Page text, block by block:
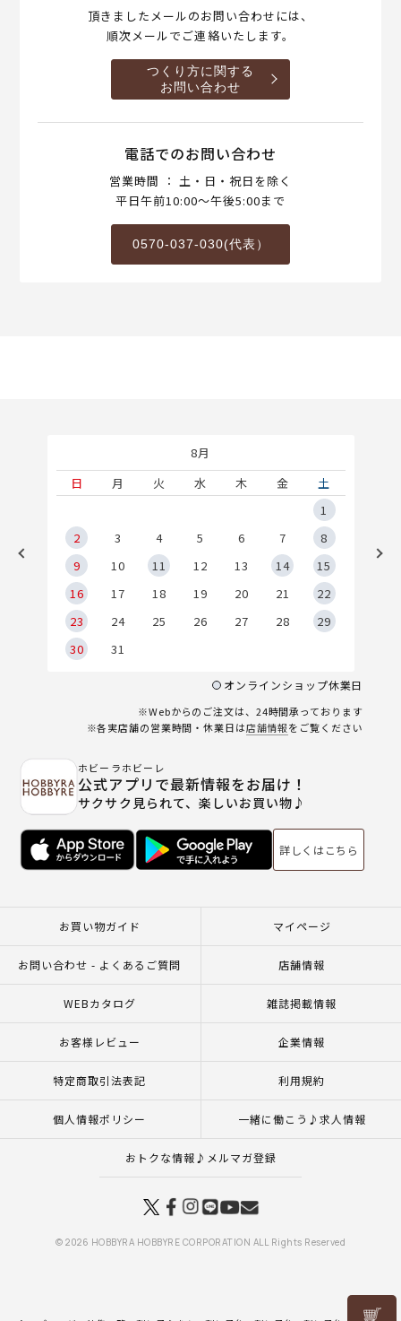
頂きましたメールのお問い合わせには、
順次メールでご連絡いたします。
つくり方に関する
お問い合わせ
電話でのお問い合わせ
営業時間 ： 土・日・祝日を除く
平日午前10:00～午後5:00まで
0570-037-030(代表）
8月
日
月 火 水 木 金
土
1
2
3 4 5 6 7
8
9
10 11 12 13 14
15
16
17 18 19 20 21
22
23
24 25 26 27 28
29
30
31
オンラインショップ休業日
※Webからのご注文は、24時間承っております
※各実店舗の営業時間・休業日は店舗情報をご覧ください
ホビーラホビーレ
公式アプリで最新情報をお届け！
サクサク見られて、楽しいお買い物♪
詳しくはこちら
お買い物ガイド マイページ
お問い合わせ - よくあるご質問 店舗情報
WEBカタログ 雑誌掲載情報
お客様レビュー 企業情報
特定商取引法表記 利用規約
個人情報ポリシー 一緒に働こう♪求人情報
おトクな情報♪メルマガ登録
© 2026 HOBBYRA HOBBYRE CORPORATION ALL Rights Reserved